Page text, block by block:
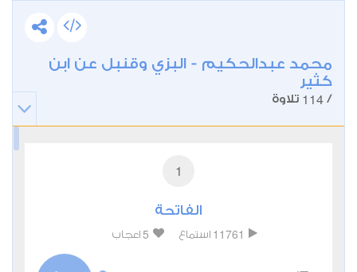
محمد عبدالحكيم - البزي وقنبل عن ابن
كثير
/
114 تلاوة
1
الفاتحة
11761 استماع 5 اعجاب